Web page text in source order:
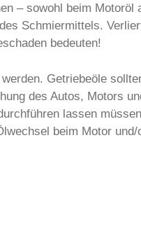
– sowohl beim Motoröl
Schmiermittels.
bedeuten!
Getriebeöle
des Autos, Motors
lassen
beim Motor und/